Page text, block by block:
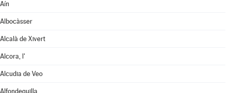
Aín
Albocàsser
Alcalà de Xivert
Alcora, l'
Alcudia de Veo
Alfondeguilla